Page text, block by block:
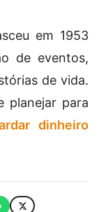
em 1953
de eventos,
de vida.
planejar para
dinheiro